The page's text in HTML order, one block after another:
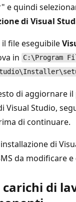
e quindi
di Visual
il file eseguibile
in C:\Program
di aggiornare
Visual Studio,
di continuare.
di
da modificare
di